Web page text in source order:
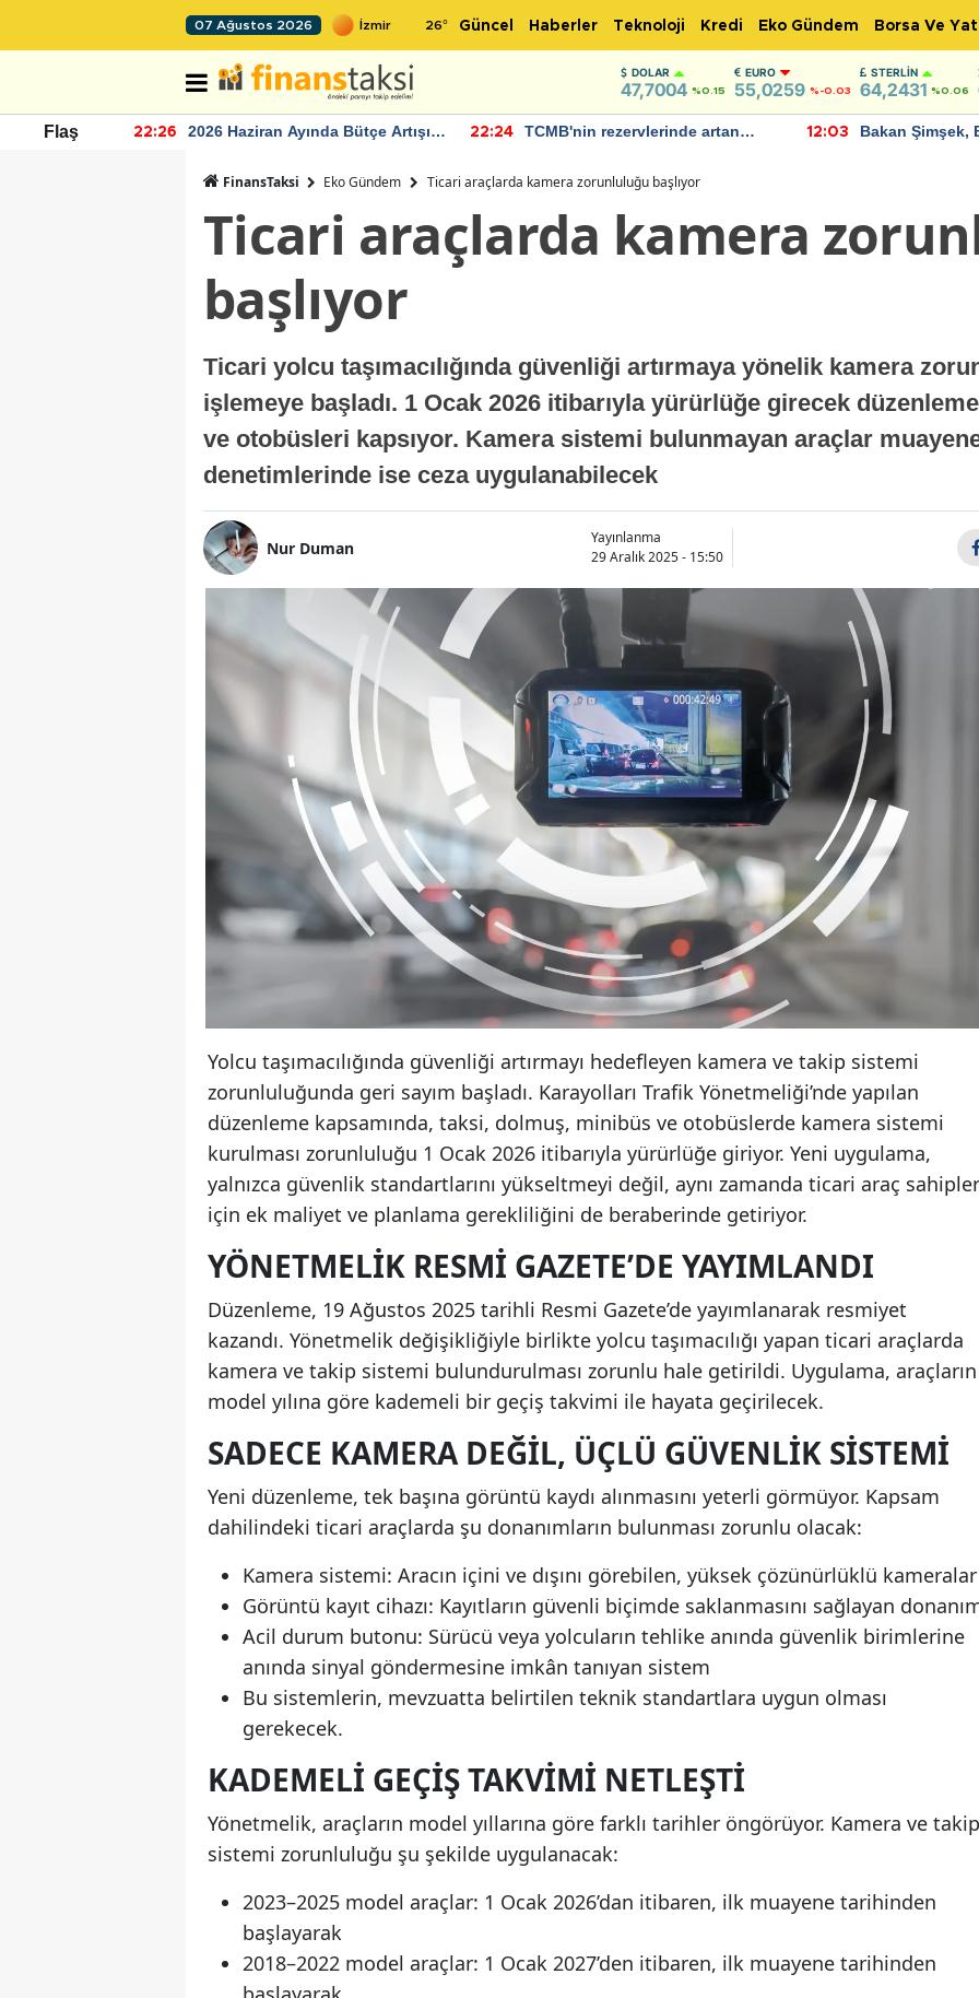
07 Ağustos 2026 26° Güncel Haberler Teknoloji Kredi Eko Gündem Borsa Ve
DOLAR
47,7004 %0.15
EURO
55,0259 %-0.03
STERLIN
64,2431 %0.06
Flaş 22:26
2026 Haziran Ayında Bütçe Artışı
22:24
TCMB'nin rezervlerinde artan
12:03
Bakan Şimşek,
FinansTaksi Eko Gündem Ticari araçlarda kamera zorunluluğu başlıyor
Ticari araçlarda kamera
başlıyor
Ticari yolcu taşımacılığında güvenliği artırmaya yönelik kamera
işlemeye başladı. 1 Ocak 2026 itibarıyla yürürlüğe girecek
ve otobüsleri kapsıyor. Kamera sistemi bulunmayan araçlar
denetimlerinde ise ceza uygulanabilecek
Nur Duman
Yayınlanma
29 Aralık 2025 - 15:50
Yolcu taşımacılığında güvenliği artırmayı hedefleyen kamera ve takip sistemi
zorunluluğunda geri sayım başladı. Karayolları Trafik Yönetmeliği’nde yapılan
düzenleme kapsamında, taksi, dolmuş, minibüs ve otobüslerde kamera sistemi
kurulması zorunluluğu 1 Ocak 2026 itibarıyla yürürlüğe giriyor. Yeni uygulama,
yalnızca güvenlik standartlarını yükseltmeyi değil, aynı zamanda ticari araç
için ek maliyet ve planlama gerekliliğini de beraberinde getiriyor.
YÖNETMELIK RESMI GAZETE’DE YAYIMLANDI
Düzenleme, 19 Ağustos 2025 tarihli Resmi Gazete’de yayımlanarak resmiyet
kazandı. Yönetmelik değişikliğiyle birlikte yolcu taşımacılığı yapan ticari araçlarda
kamera ve takip sistemi bulundurulması zorunlu hale getirildi. Uygulama, araçların
model yılına göre kademeli bir geçiş takvimi ile hayata geçirilecek.
SADECE KAMERA DEĞIL, ÜÇLÜ GÜVENLIK SISTEMI
Yeni düzenleme, tek başına görüntü kaydı alınmasını yeterli görmüyor. Kapsam
dahilindeki ticari araçlarda şu donanımların bulunması zorunlu olacak:
Kamera sistemi: Aracın içini ve dışını görebilen, yüksek çözünürlüklü kameralar
Görüntü kayıt cihazı: Kayıtların güvenli biçimde saklanmasını sağlayan
Acil durum butonu: Sürücü veya yolcuların tehlike anında güvenlik birimlerine
anında sinyal göndermesine imkân tanıyan sistem
Bu sistemlerin, mevzuatta belirtilen teknik standartlara uygun olması
gerekecek.
KADEMELI GEÇIŞ TAKVIMI NETLEŞTI
Yönetmelik, araçların model yıllarına göre farklı tarihler öngörüyor. Kamera ve takip
sistemi zorunluluğu şu şekilde uygulanacak:
2023–2025 model araçlar: 1 Ocak 2026’dan itibaren, ilk muayene tarihinden
başlayarak
2018–2022 model araçlar: 1 Ocak 2027’den itibaren, ilk muayene tarihinden